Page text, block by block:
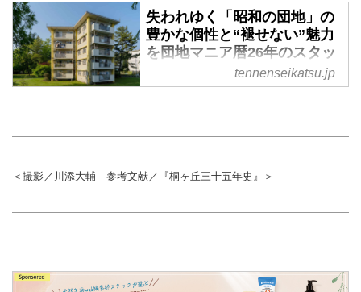
をご存じですか？ 団地愛が止ま
らない天然生活編集部の川添と、
団地には広く浅く興味があるミー
ハー派・関根が、団地の魅力を語
り尽くします。今回も、5000字
で、いまは失われつつある団地の
失われゆく「昭和の団地」の
豊かな個性と“褪せない”魅力
を団地マニア暦26年のスタッ
ハー派・関根が、団地の魅力を語
マニアと冷静な現実派、ふたりの
tennenseikatsu.jp
＜撮影／川添大輔 参考文献／『桐ヶ丘三十五年史』＞